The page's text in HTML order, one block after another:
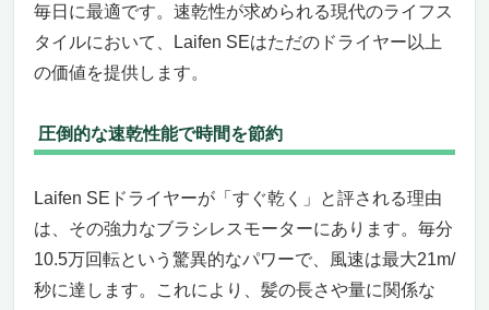
毎日に最適です。速乾性が求められる現代のライフス
タイルにおいて、Laifen SEはただのドライヤー以上
の価値を提供します。
圧倒的な速乾性能で時間を節約
Laifen SEドライヤーが「すぐ乾く」と評される理由
は、その強力なブラシレスモーターにあります。毎分
10.5万回転という驚異的なパワーで、風速は最大21m/
秒に達します。これにより、髪の長さや量に関係な